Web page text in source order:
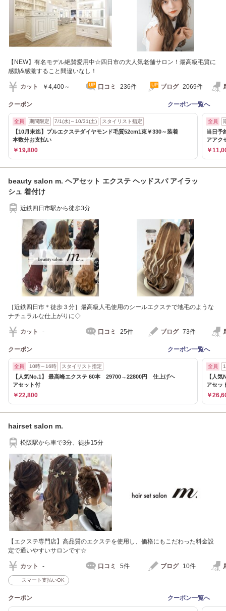
【NEW】有名モデル絶賛愛用中☆四日市の大人気老舗サロン！最高級毛質に
感動&感激すること間違いなし！
カット ￥4,400～ 口コミ 236件 ブログ 2069件
クーポン クーポン一覧へ
全員 期間限定 7/1(水)～10/31(土) スタイリスト指定
【10月末迄】プルエクステダイヤモンド毛質52cm1束￥330～装着
本数分お支払い
￥19,800
全員
当日予
アアク
￥
beauty salon m. ヘアセット エクステ ヘッドスパ アイラッ
シュ 着付け
近鉄四日市駅から徒歩3分
［近鉄四日市＊徒歩３分］最高級人毛使用のシールエクステで地毛のような
ナチュラルな仕上がりに◇
カット - 口コミ 25件 ブログ 73件
クーポン クーポン一覧へ
全員 10時～16時 スタイリスト指定
【人気No.1】 最高峰エクステ 60本 29700→22800円 仕上げヘ
アセット付
￥22,800
全員
【人
アセッ
￥
hairset salon m.
松阪駅から車で3分、徒歩15分
【エクステ専門店】高品質のエクステを使用し、価格にもこだわった料金設
定で通いやすいサロンです☆
カット - 口コミ 5件 ブログ 10件
スマート支払いOK
クーポン クーポン一覧へ